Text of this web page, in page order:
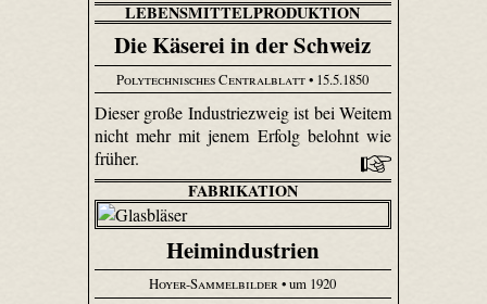
LEBENSMITTELPRODUKTION
Die Käserei in der Schweiz
Polytechnisches Centralblatt• 15.5.1850
Dieser große Industriezweig ist bei Weitem
nicht mehr mit jenem Erfolg belohnt wie
früher.
FABRIKATION
Heimindustrien
Hoyer-Sammelbilder• um 1920